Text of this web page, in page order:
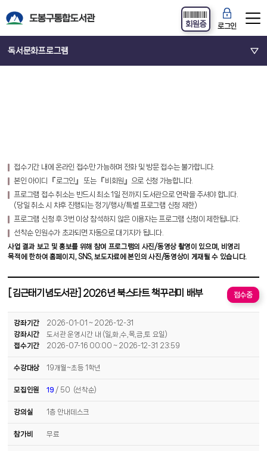
로그인
회원증
독서문화프로그램
접수기간 내에 온라인 접수만 가능하며 전화 및 방문 접수는 불가합니다.
본인 아이디 『로그인』 또는 『비회원』으로 신청 가능합니다.
프로그램 접수 취소는 반드시 최소 1일 전까지 도서관으로 연락을 주셔야 합니다.
(당일 취소 시 차후 진행되는 정기/행사/특별 프로그램 신청 제한)
프로그램 신청 후 3번 이상 참석하지 않은 이용자는 프로그램 신청이 제한됩니다.
선착순 인원수가 초과되면 자동으로 대기자가 됩니다.
사업 결과 보고 및 홍보를 위해 참여 프로그램의 사진/동영상 촬영이 있으며, 비영리
목적에 한하여 홈페이지, SNS, 보도자료에 본인의 사진/동영상이 게재될 수 있습니다.
[김근태기념도서관] 2026년 북스타트 책꾸러미 배부 접수중
강좌기간
2026-01-01 ~ 2026-12-31
강좌시간
도서관 운영시간 내 (일,화,수,목,금,토 요일)
접수기간
2026-07-16 00:00 ~ 2026-12-31 23:59
수강대상 19개월~초등 1학년
모집인원 19 / 50 (선착순)
강의실 1층 안내데스크
참가비 무료